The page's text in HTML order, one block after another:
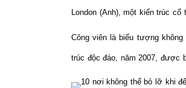
London (Anh), một kiến trúc cổ
Công viên là biểu tượng
trúc độc đáo, năm 2007, được